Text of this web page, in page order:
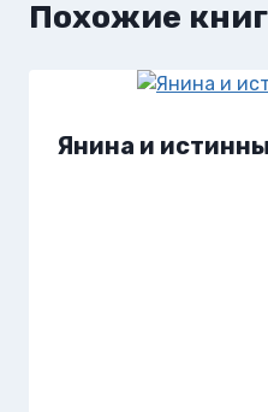
Похожие
Янина и